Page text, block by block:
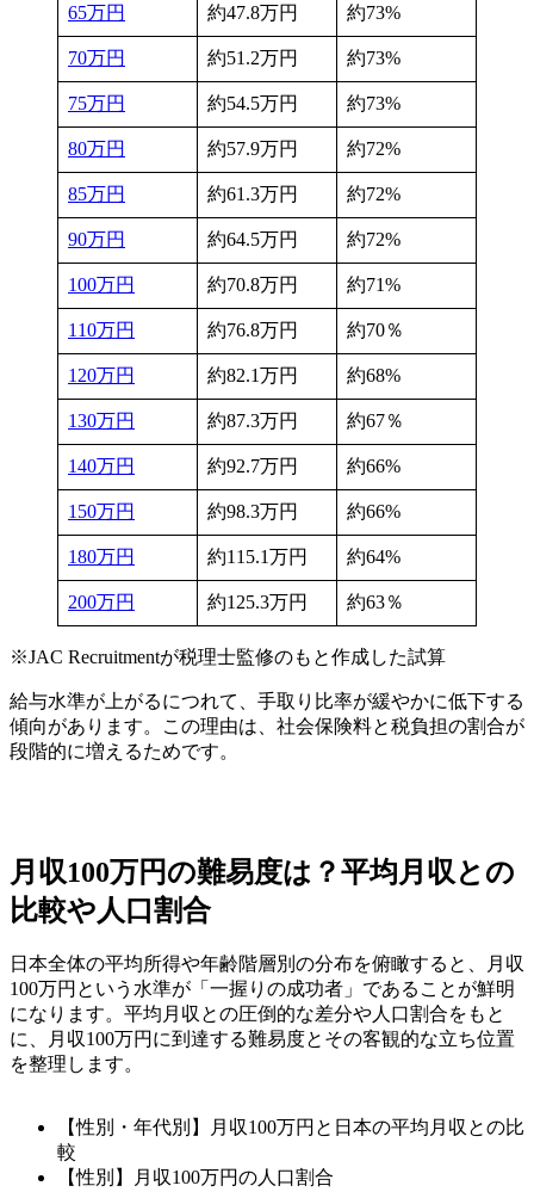
65万円 約47.8万円 約73%
70万円 約51.2万円 約73%
75万円 約54.5万円 約73%
80万円 約57.9万円 約72%
85万円 約61.3万円 約72%
90万円 約64.5万円 約72%
100万円 約70.8万円 約71%
110万円 約76.8万円 約70％
120万円 約82.1万円 約68%
130万円 約87.3万円 約67％
140万円 約92.7万円 約66%
150万円 約98.3万円 約66%
180万円 約115.1万円 約64%
200万円 約125.3万円 約63％
※JAC Recruitmentが税理士監修のもと作成した試算
給与水準が上がるにつれて、手取り比率が緩やかに低下する
傾向があります。この理由は、社会保険料と税負担の割合が
段階的に増えるためです。
月収100万円の難易度は？平均月収との
比較や人口割合
日本全体の平均所得や年齢階層別の分布を俯瞰すると、月収
100万円という水準が「一握りの成功者」であることが鮮明
になります。平均月収との圧倒的な差分や人口割合をもと
に、月収100万円に到達する難易度とその客観的な立ち位置
を整理します。
【性別・年代別】月収100万円と日本の平均月収との比
較
【性別】月収100万円の人口割合